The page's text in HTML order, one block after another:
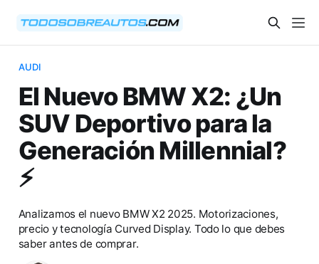
AUDI
El Nuevo BMW X2: ¿Un
SUV Deportivo para la
Generación Millennial?
⚡️
Analizamos el nuevo BMW X2 2025. Motorizaciones,
precio y tecnología Curved Display. Todo lo que debes
saber antes de comprar.